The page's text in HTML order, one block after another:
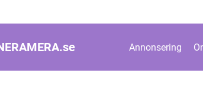
se Annonsering